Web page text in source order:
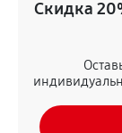
Скидка